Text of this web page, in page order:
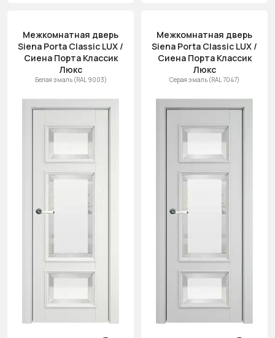
Межкомнатная дверь
Siena Porta Classic LUX /
Сиена Порта Классик
Люкс
Белая эмаль (RAL 9003)
Межкомнатная дверь
Siena Porta Classic LUX /
Сиена Порта Классик
Люкс
Серая эмаль (RAL 7047)